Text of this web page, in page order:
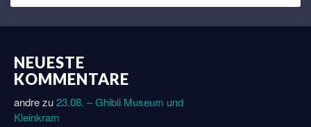
NEUESTE
KOMMENTARE
andrezu23.08. – Ghibli Museum und
Kleinkram